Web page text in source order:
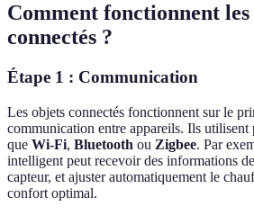
Comment fonctionnent
connectés ?
Étape 1 : Communication
Les objets connectés fonctionnent sur le
communication entre appareils. Ils utilisent
que Wi-Fi, Bluetooth ou Zigbee. Par
intelligent peut recevoir des informations
capteur, et ajuster automatiquement le
confort optimal.